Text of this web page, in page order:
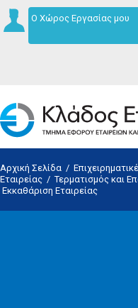
Ο Χώρος Εργασίας μου
Αρχική Σελίδα /
Εταιρείας /Τερματισμός και
Εκκαθάριση Εταιρείας